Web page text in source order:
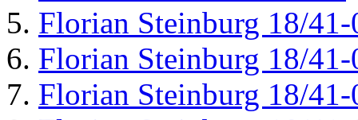
Florian Steinburg 18/41-
Florian Steinburg 18/41-
Florian Steinburg 18/41-